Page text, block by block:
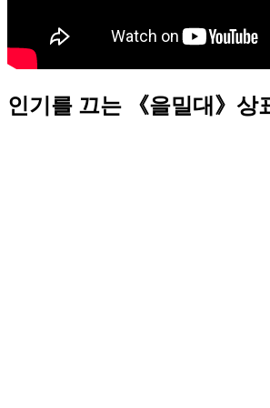
인기를 끄는 《을밀대》상